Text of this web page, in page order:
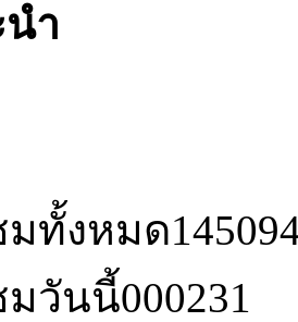
ำ
มทั้งหมด
มวันนี้000231